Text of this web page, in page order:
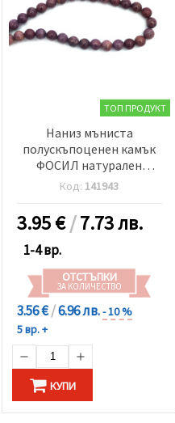
ТОП ПРОДУКТ
Наниз мъниста
полускъпоценен камък
ФОСИЛ натурален
оцветен лилав топче
8±8.5 мм ±45 броя
Код: 141943
3.95€/7.73 лв.
1-4 вр.
ОТСТЪПКИ
ЗА КОЛИЧЕСТВО
3.56 €/6.96 лв.- 10 %
5 вр. +
КУПИ